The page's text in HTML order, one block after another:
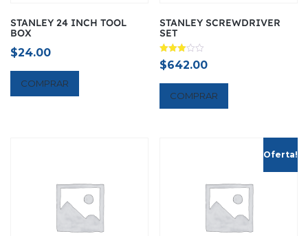
STANLEY 24 INCH TOOL
BOX
$24.00
COMPRAR
STANLEY SCREWDRIVER
SET
Avaliação
3.00
$642.00
COMPRAR
Oferta!